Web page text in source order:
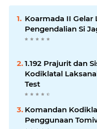
Koarmada II Gelar
Pengendalian Si
1.192 Prajurit dan Siswa
Kodiklatal
Test
Komandan
Penggunaan